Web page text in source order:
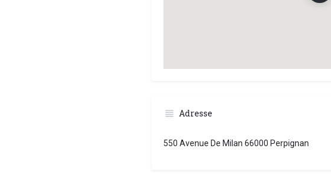
Adresse
550 Avenue De Milan 66000 Perpignan